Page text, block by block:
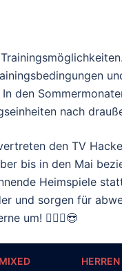
den
nach
den TV
bis in den Mai
Heimspiele
und sorgen für
um! 🙋🏼‍♂️😎
HERREN